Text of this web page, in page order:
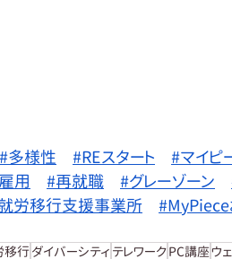
#多様性 #REスタート
#マイピ
用 #再就職 #グレーゾーン
労移行支援事業所
#MyPiece
移行ダイバーシティ テレワークPC講座ウ